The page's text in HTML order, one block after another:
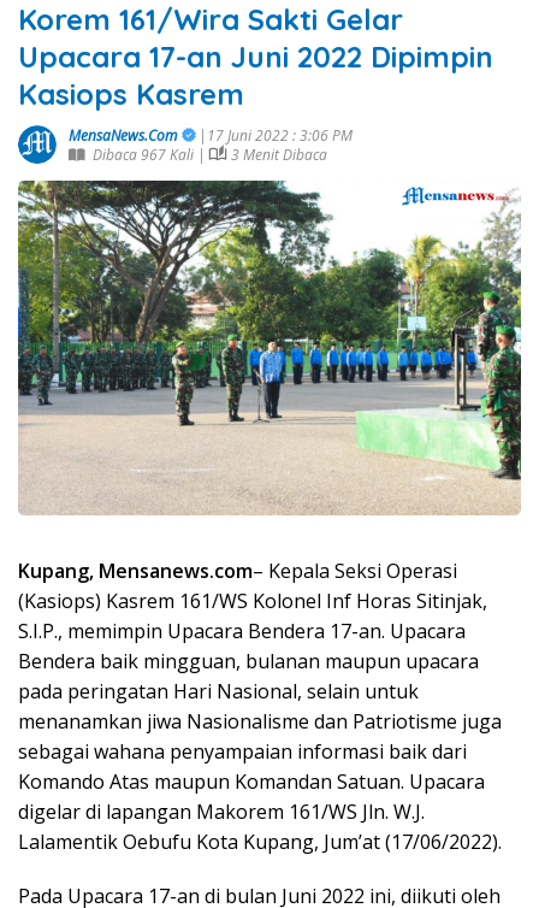
Korem 161/Wira Sakti Gelar
Upacara 17-an Juni 2022 Dipimpin
Kasiops Kasrem
MensaNews.Com
|17 Juni 2022 : 3:06 PM
Dibaca 967 Kali |
3 Menit Dibaca
Kupang, Mensanews.com– Kepala Seksi Operasi
(Kasiops) Kasrem 161/WS Kolonel Inf Horas Sitinjak,
S.I.P., memimpin Upacara Bendera 17-an. Upacara
Bendera baik mingguan, bulanan maupun upacara
pada peringatan Hari Nasional, selain untuk
menanamkan jiwa Nasionalisme dan Patriotisme juga
sebagai wahana penyampaian informasi baik dari
Komando Atas maupun Komandan Satuan. Upacara
digelar di lapangan Makorem 161/WS Jln. W.J.
Lalamentik Oebufu Kota Kupang, Jum’at (17/06/2022).
Pada Upacara 17-an di bulan Juni 2022 ini, diikuti oleh